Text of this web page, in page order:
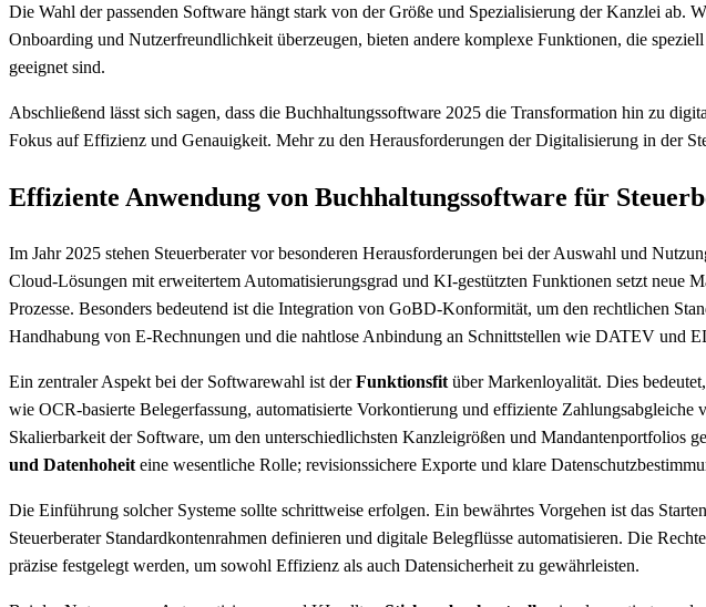
Die Wahl der passenden Software hängt stark von der Größe und Spezialisierung der Kanzlei ab.
Onboarding und Nutzerfreundlichkeit überzeugen, bieten andere komplexe Funktionen, die
geeignet sind.
Abschließend lässt sich sagen, dass die Buchhaltungssoftware 2025 die Transformation hin zu
Fokus auf Effizienz und Genauigkeit. Mehr zu den Herausforderungen der Digitalisierung in der
Effiziente Anwendung von Buchhaltungssoftware für
Im Jahr 2025 stehen Steuerberater vor besonderen Herausforderungen bei der Auswahl und
Cloud-Lösungen mit erweitertem Automatisierungsgrad und KI-gestützten Funktionen setzt neue
Prozesse. Besonders bedeutend ist die Integration von GoBD-Konformität, um den rechtlichen
Handhabung von E-Rechnungen und die nahtlose Anbindung an Schnittstellen wie DATEV und
Ein zentraler Aspekt bei der Softwarewahl ist derFunktionsfitüber Markenloyalität. Dies
wie OCR-basierte Belegerfassung, automatisierte Vorkontierung und effiziente Zahlungsabgleiche
Skalierbarkeit der Software, um den unterschiedlichsten Kanzleigrößen und Mandantenportfolios
und Datenhoheiteine wesentliche Rolle; revisionssichere Exporte und klare
Die Einführung solcher Systeme sollte schrittweise erfolgen. Ein bewährtes Vorgehen ist das
Steuerberater Standardkontenrahmen definieren und digitale Belegflüsse automatisieren. Die
präzise festgelegt werden, um sowohl Effizienz als auch Datensicherheit zu gewährleisten.